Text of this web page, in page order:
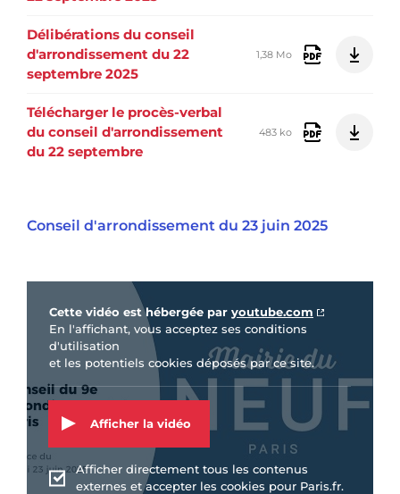
Délibérations du conseil
d'arrondissement du 22
septembre 2025
1,38 Mo
Télécharger le procès-verbal
du conseil d'arrondissement
du 22 septembre
483 ko
Conseil d'arrondissement du 23 juin 2025
Cette vidéo est hébergée par youtube.com
En l'affichant, vous acceptez ses conditions
d'utilisation
et les potentiels cookies déposés par ce site.
Afficher la vidéo
Afficher directement tous les contenus
externes et accepter les cookies pour Paris.fr.